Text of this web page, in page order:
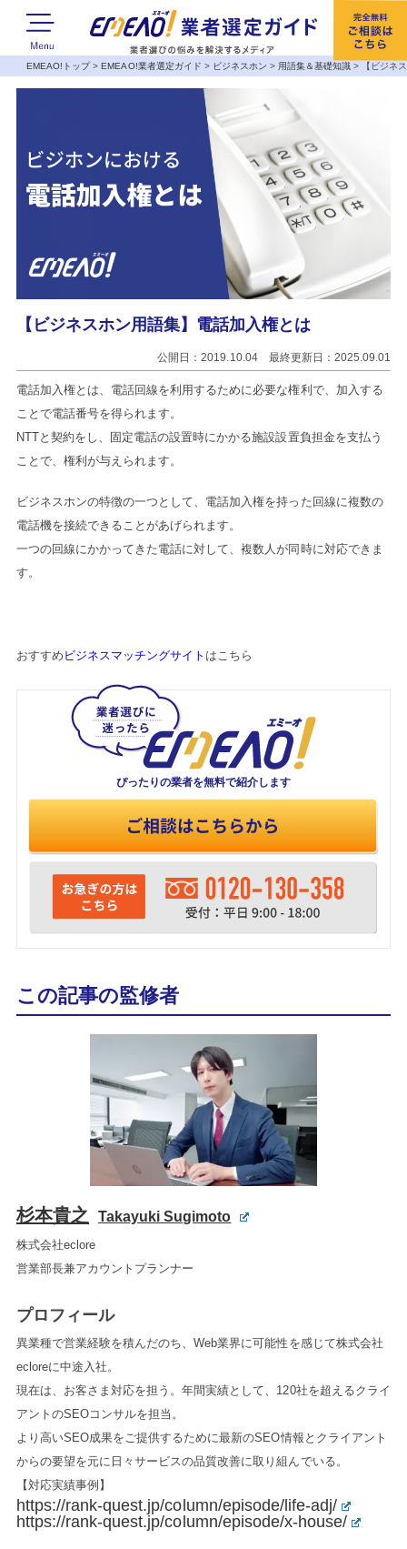
EMEAO!トップ>EMEAO!業者選定ガイド > ビジネスホン > 用語集＆基礎知識 > 【ビジネ
【ビジネスホン用語集】電話加入権とは
公開日：2019.10.04 最終更新日：2025.09.01
電話加入権とは、電話回線を利用するために必要な権利で、加入する
ことで電話番号を得られます。
NTTと契約をし、固定電話の設置時にかかる施設設置負担金を支払う
ことで、権利が与えられます。
ビジネスホンの特徴の一つとして、電話加入権を持った回線に複数の
電話機を接続できることがあげられます。
一つの回線にかかってきた電話に対して、複数人が同時に対応できま
す。
おすすめ ビジネスマッチングサイト はこちら
ぴったりの業者を無料で紹介します
この記事の監修者
杉本貴之 Takayuki Sugimoto
株式会社eclore
営業部長兼アカウントプランナー
プロフィール
異業種で営業経験を積んだのち、Web業界に可能性を感じて株式会社
ecloreに中途入社。
現在は、お客さま対応を担う。年間実績として、120社を超えるクライ
アントのSEOコンサルを担当。
より高いSEO成果をご提供するために最新のSEO情報とクライアント
からの要望を元に日々サービスの品質改善に取り組んでいる。
【対応実績事例】
https://rank-quest.jp/column/episode/life-adj/
https://rank-quest.jp/column/episode/x-house/